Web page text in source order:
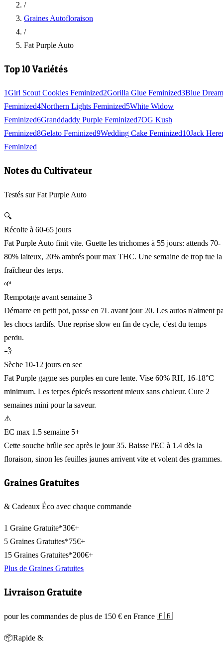
/
Graines Autofloraison
/
Fat Purple Auto
Top 10 Variétés
1Girl Scout Cookies Feminized2Gorilla Glue Feminized3Blue Dream
Feminized4Northern Lights Feminized5White Widow
Feminized6Granddaddy Purple Feminized7OG Kush
Feminized8Gelato Feminized9Wedding Cake Feminized10Jack
Feminized
Notes du Cultivateur
Testés sur Fat Purple Auto
🔍
Récolte à 60-65 jours
Fat Purple Auto finit vite. Guette les trichomes à 55 jours: attends 70-
80% laiteux, 20% ambrés pour max THC. Une semaine de trop tue la
fraîcheur des terps.
🌱
Rempotage avant semaine 3
Démarre en petit pot, passe en 7L avant jour 20. Les autos n'aiment
les chocs tardifs. Une reprise slow en fin de cycle, c'est du temps
perdu.
💨
Sèche 10-12 jours en sec
Fat Purple gagne ses purples en cure lente. Vise 60% RH, 16-18°C
minimum. Les terpes épicés ressortent mieux sans chaleur. Cure 2
semaines mini pour la saveur.
⚠️
EC max 1.5 semaine 5+
Cette souche brûle sec après le jour 35. Baisse l'EC à 1.4 dès la
floraison, sinon les feuilles jaunes arrivent vite et volent des grammes.
Graines Gratuites
& Cadeaux Éco avec chaque commande
1 Graine Gratuite*30€+
5 Graines Gratuites*75€+
15 Graines Gratuites*200€+
Plus de Graines Gratuites
Livraison Gratuite
pour les commandes de plus de 150 € en France 🇫🇷
📦Rapide &